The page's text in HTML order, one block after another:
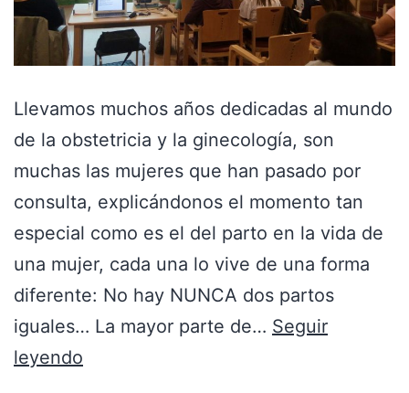
Llevamos muchos años dedicadas al mundo
de la obstetricia y la ginecología, son
muchas las mujeres que han pasado por
consulta, explicándonos el momento tan
especial como es el del parto en la vida de
una mujer, cada una lo vive de una forma
diferente: No hay NUNCA dos partos
iguales… La mayor parte de… Seguir
leyendo